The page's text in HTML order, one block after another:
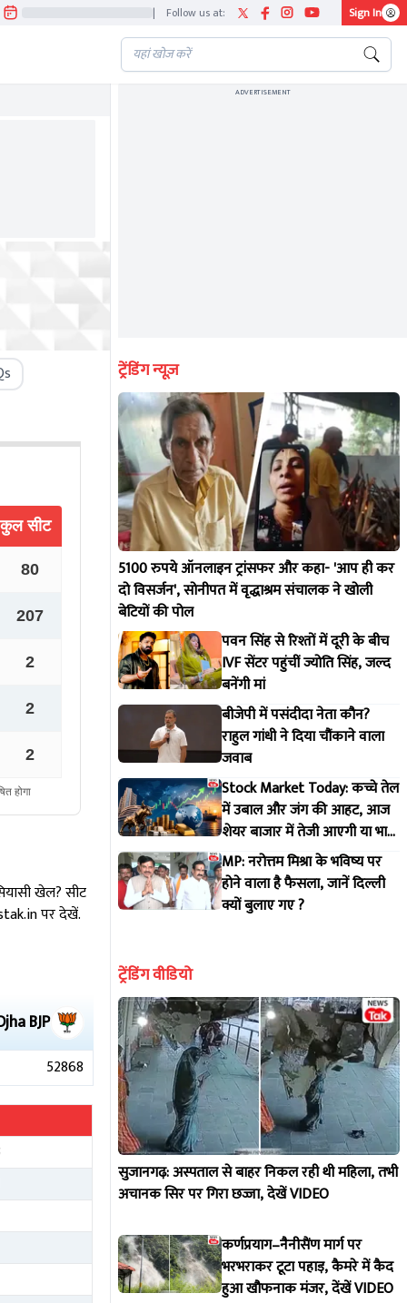
| Follow us at: Sign In
खेल? सीट
पर देखें.
BJP
52868
ADVERTISEMENT
ट्रेंडिंग न्यूज़
5100 रुपये ऑनलाइन ट्रांसफर और कहा- 'आप ही कर
दो विसर्जन', सोनीपत में वृद्धाश्रम संचालक ने खोली
बेटियों की पोल
पवन सिंह से रिश्तों में दूरी के बीच
IVF सेंटर पहुंचीं ज्योति सिंह, जल्द
बनेंगी मां
बीजेपी में पसंदीदा नेता कौन?
राहुल गांधी ने दिया चौंकाने वाला
जवाब
Stock Market Today: कच्चे तेल
में उबाल और जंग की आहट, आज
शेयर बाजार में तेजी आएगी या भारी
गिरावट?
MP: नरोत्तम मिश्रा के भविष्य पर
होने वाला है फैसला, जानें दिल्ली
क्यों बुलाए गए ?
ट्रेंडिंग वीडियो
सुजानगढ़: अस्पताल से बाहर निकल रही थी महिला, तभी
अचानक सिर पर गिरा छज्जा, देखें VIDEO
कर्णप्रयाग–नैनीसैंण मार्ग पर
भरभराकर टूटा पहाड़, कैमरे में कैद
हुआ खौफनाक मंजर, देंखें VIDEO